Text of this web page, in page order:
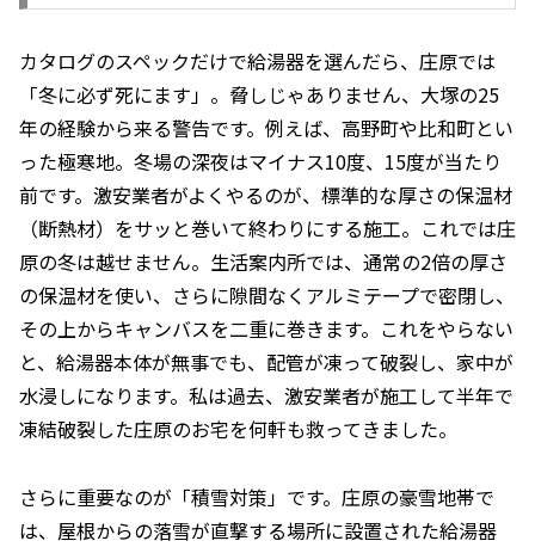
カタログのスペックだけで給湯器を選んだら、庄原では
「冬に必ず死にます」。脅しじゃありません、大塚の25
年の経験から来る警告です。例えば、高野町や比和町とい
った極寒地。冬場の深夜はマイナス10度、15度が当たり
前です。激安業者がよくやるのが、標準的な厚さの保温材
（断熱材）をサッと巻いて終わりにする施工。これでは庄
原の冬は越せません。生活案内所では、通常の2倍の厚さ
の保温材を使い、さらに隙間なくアルミテープで密閉し、
その上からキャンバスを二重に巻きます。これをやらない
と、給湯器本体が無事でも、配管が凍って破裂し、家中が
水浸しになります。私は過去、激安業者が施工して半年で
凍結破裂した庄原のお宅を何軒も救ってきました。
さらに重要なのが「積雪対策」です。庄原の豪雪地帯で
は、屋根からの落雪が直撃する場所に設置された給湯器